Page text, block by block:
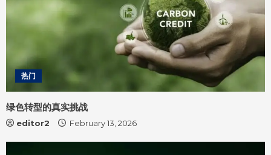
热门
绿色转型的真实挑战
editor2 February 13, 2026